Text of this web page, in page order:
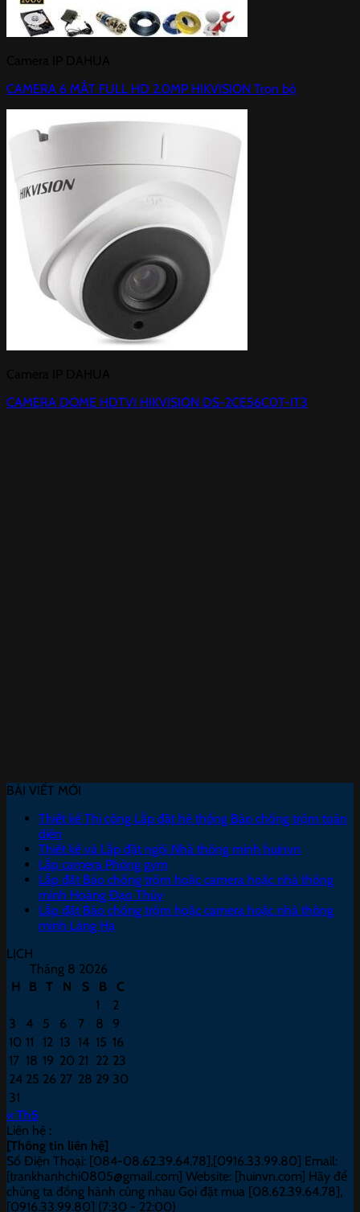
CAMERA 6 MẮT FULL HD 2.0MP HIKVISION Trọn bộ
CAMERA DOME HDTVI HIKVISION DS-2CE56C0T-IT3
BÀI VIẾT MỚI
Thiết kế Thi công Lắp đặt hệ thống Báo chống trộm toàn
diện
Thiết kế và Lắp đặt ngôi Nhà thông minh huinvn
Lắp camera Phòng gym
Lắp đặt Báo chống trộm hoặc camera hoặc nhà thông
minh Hoàng Đạo Thúy
Lắp đặt Báo chống trộm hoặc camera hoặc nhà thông
minh Láng Hạ
LỊCH
Tháng 8 2026
H
B T N S B
C
1
2
3
4 5 6 7 8
9
10 11 12 13 14 15 16
17 18 19 20 21 22 23
24 25 26 27 28 29 30
31
« Th5
Liên hệ :
[Thông tin liên hệ]
Số Điện Thoại: [084-08.62.39.64.78],[0916.33.99.80] Email:
[trankhanhchi0805@gmail.com] Website: [huinvn.com] Hãy để
chúng ta đồng hành cùng nhau Gọi đặt mua [08.62.39.64.78],
[0916.33.99.80] (7:30 - 22:00)